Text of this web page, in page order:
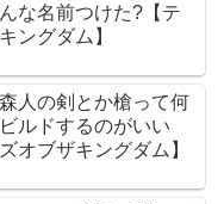
な名前つけた?【テ
ングダム】
人の剣とか槍って何
ルドするのがいい
オブザキングダム】